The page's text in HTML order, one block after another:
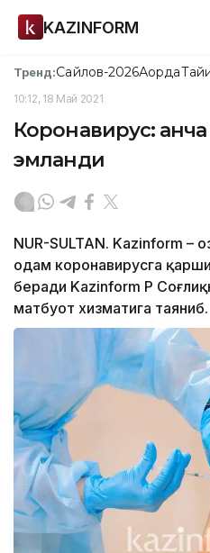
KAZINFORM
Тренд:Сайлов-2026Ақорда
10:12, 18 Май 2021
Коронавирус:
эмланди
NUR-SULTAN. Kazinform –
одам коронавирусга
беради Kazinform ҚР
матбуот хизматига таяниб.